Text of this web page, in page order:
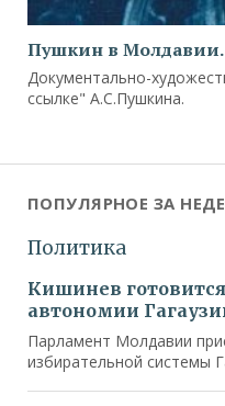
Пушкин в Молдавии.
Документально-
ссылке" А.С.Пушкина.
ПОПУЛЯРНОЕ ЗА